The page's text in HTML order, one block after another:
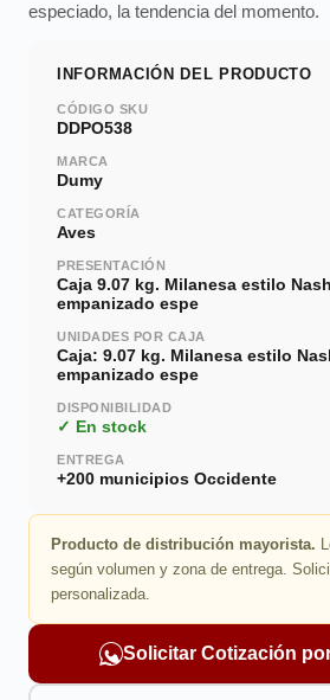
especiado, la tendencia del momento.
INFORMACIÓN DEL PRODUCTO
CÓDIGO SKU
DDPO538
MARCA
Dumy
CATEGORÍA
Aves
PRESENTACIÓN
Caja 9.07 kg. Milanesa estilo
empanizado espe
UNIDADES POR CAJA
Caja: 9.07 kg. Milanesa estilo
empanizado espe
DISPONIBILIDAD
✓ En stock
ENTREGA
+200 municipios Occidente
Producto de distribución mayorista.
según volumen y zona de entrega.
personalizada.
Solicitar Cotización